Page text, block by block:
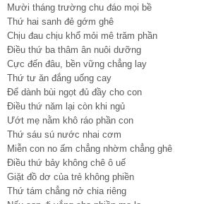
Mười tháng trường chu đáo mọi bề
Thứ hai sanh đẻ gớm ghê
Chịu đau chịu khổ mỏi mê trăm phần
Điều thứ ba thâm ân nuôi dưỡng
Cực đến đâu, bền vững chẳng lay
Thứ tư ăn đắng uống cay
Để dành bùi ngọt đủ đầy cho con
Điều thứ năm lại còn khi ngủ
Ướt mẹ nằm khô ráo phần con
Thứ sáu sú nước nhai cơm
Miễn con no ấm chẳng nhờm chẳng ghê
Điều thứ bảy không chê ô uế
Giặt đồ dơ của trẻ không phiền
Thứ tám chẳng nở chia riêng